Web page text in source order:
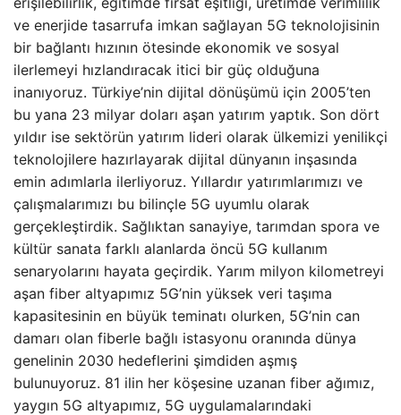
ve enerjide tasarrufa imkan sağlayan 5G teknolojisinin
bir bağlantı hızının ötesinde ekonomik ve sosyal
ilerlemeyi hızlandıracak itici bir güç olduğuna
inanıyoruz. Türkiye’nin dijital dönüşümü için 2005’ten
bu yana 23 milyar doları aşan yatırım yaptık. Son dört
yıldır ise sektörün yatırım lideri olarak ülkemizi yenilikçi
teknolojilere hazırlayarak dijital dünyanın inşasında
emin adımlarla ilerliyoruz. Yıllardır yatırımlarımızı ve
çalışmalarımızı bu bilinçle 5G uyumlu olarak
gerçekleştirdik. Sağlıktan sanayiye, tarımdan spora ve
kültür sanata farklı alanlarda öncü 5G kullanım
senaryolarını hayata geçirdik. Yarım milyon kilometreyi
aşan fiber altyapımız 5G’nin yüksek veri taşıma
kapasitesinin en büyük teminatı olurken, 5G’nin can
damarı olan fiberle bağlı istasyonu oranında dünya
genelinin 2030 hedeflerini şimdiden aşmış
bulunuyoruz. 81 ilin her köşesine uzanan fiber ağımız,
yaygın 5G altyapımız, 5G uygulamalarındaki